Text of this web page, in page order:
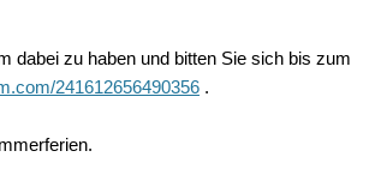
dabei zu haben und bitten Sie sich bis zum
241612656490356.